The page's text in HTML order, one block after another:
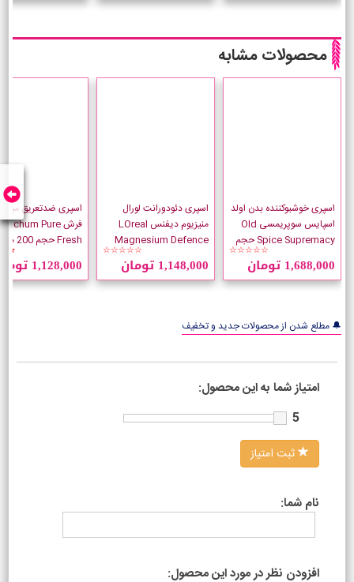
محصولات مشابه
اسپری خوشبوکننده بدن اولد
اسپایس سوپریمسی Old
Spice Supremacy حجم
☆☆☆☆☆
1,688,000 تومان
اسپری دئودورانت لورال
منیزیوم دیفنس LOreal
Magnesium Defence
☆☆☆☆☆
1,148,000 تومان
اسپری ضدتعریق
فرش Mitchum Pure
Fresh حجم 200 میلی لیتر
1,128,000 تومان
🔔 مطلع شدن از محصولات جدید و تخفیف
امتیاز شما به این محصول:
5
ثبت امتیاز
نام شما:
افزودن نظر در مورد این محصول: